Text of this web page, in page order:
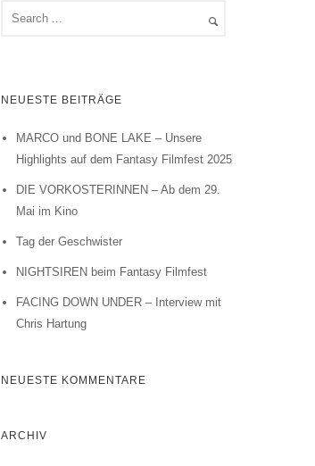
NEUESTE BEITRÄGE
MARCO und BONE LAKE – Unsere
Highlights auf dem Fantasy Filmfest 2025
DIE VORKOSTERINNEN – Ab dem 29.
Mai im Kino
Tag der Geschwister
NIGHTSIREN beim Fantasy Filmfest
FACING DOWN UNDER – Interview mit
Chris Hartung
NEUESTE KOMMENTARE
ARCHIV